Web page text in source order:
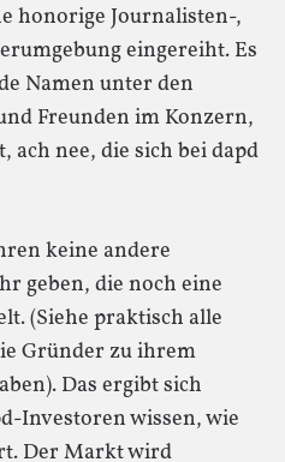
honorige Journalisten-,
eingereiht. Es
Namen unter den
Freunden im Konzern,
ach nee, die sich bei dapd
keine andere
geben, die noch eine
(Siehe praktisch alle
Gründer zu ihrem
Das ergibt sich
Investoren wissen, wie
Der Markt wird